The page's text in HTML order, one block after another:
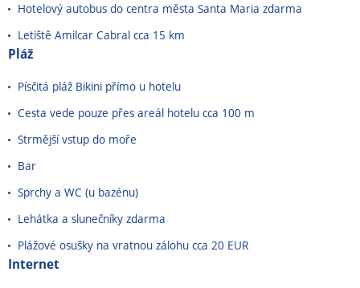
Hotelový autobus do centra města Santa Maria zdarma
Letiště Amilcar Cabral cca 15 km
Pláž
Písčitá pláž Bikini přímo u hotelu
Cesta vede pouze přes areál hotelu cca 100 m
Strmější vstup do moře
Bar
Sprchy a WC (u bazénu)
Lehátka a slunečníky zdarma
Plážové osušky na vratnou zálohu cca 20 EUR
Internet